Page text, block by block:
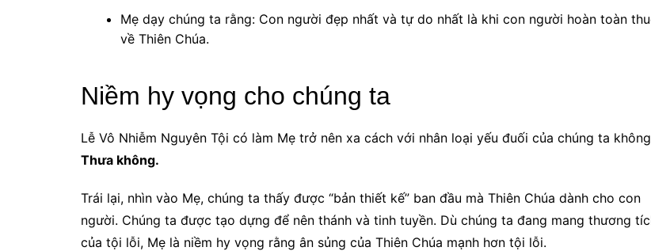
Mẹ dạy chúng ta rằng: Con người đẹp nhất và tự do nhất là khi con người hoàn toàn
về Thiên Chúa.
Niềm hy vọng cho chúng ta
Lễ Vô Nhiễm Nguyên Tội có làm Mẹ trở nên xa cách với nhân loại yếu đuối của chúng ta
Thưa không.
Trái lại, nhìn vào Mẹ, chúng ta thấy được “bản thiết kế” ban đầu mà Thiên Chúa dành cho con
người. Chúng ta được tạo dựng để nên thánh và tinh tuyền. Dù chúng ta đang mang thương
của tội lỗi, Mẹ là niềm hy vọng rằng ân sủng của Thiên Chúa mạnh hơn tội lỗi.